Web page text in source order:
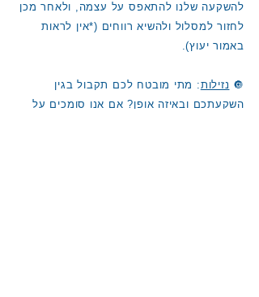
להשקעה שלנו להתאפס על עצמה, ולאחר מכן
לחזור למסלול ולהשיא רווחים (*אין לראות
באמור יעוץ).
🔘 נזילות: מתי מובטח לכם תקבול בגין
השקעתכם ובאיזה אופן? אם אנו סומכים על